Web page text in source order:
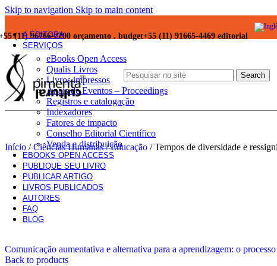
Skip to navigation Skip to main content
(11) 96766-2200 orçamento . budget+55 (11) 91665-4469 editorial
Search
A EDITORA
SERVIÇOS
eBooks Open Access
Qualis Livros
Livros impressos
Anais de Eventos – Proceedings
Registros e catalogação
Indexadores
Fatores de impacto
Conselho Editorial Científico
Venda e distribuição
EBOOKS OPEN ACCESS
PUBLIQUE SEU LIVRO
PUBLICAR ARTIGO
LIVROS PUBLICADOS
AUTORES
FAQ
BLOG
Início / Ciências Humanas/ Educação / Tempos de diversidade e
Comunicação aumentativa e alternativa para a aprendizagem: o
Back to products